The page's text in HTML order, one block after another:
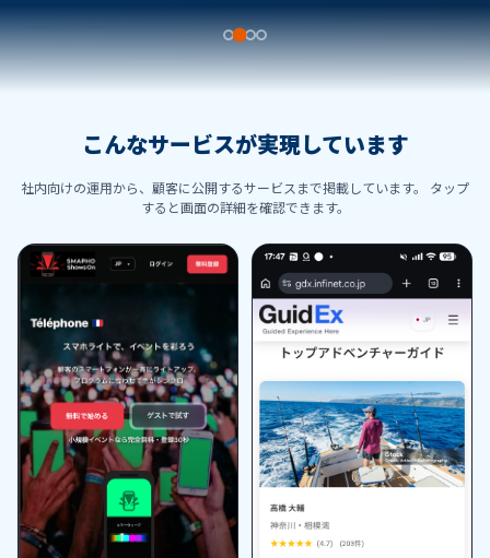
こんなサービスが実現しています
社内向けの運用から、顧客に公開するサービスまで掲載しています。
タップ
すると画面の詳細を確認できます。